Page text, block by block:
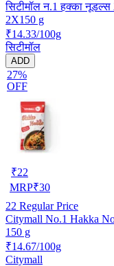
सिटीमॉल न.1 हक्का
2X150 g
₹14.33/100g
सिटीमॉल
ADD
27%
OFF
₹22
MRP₹30
22 Regular Price
Citymall No.1 Hakka
150 g
₹14.67/100g
Citymall